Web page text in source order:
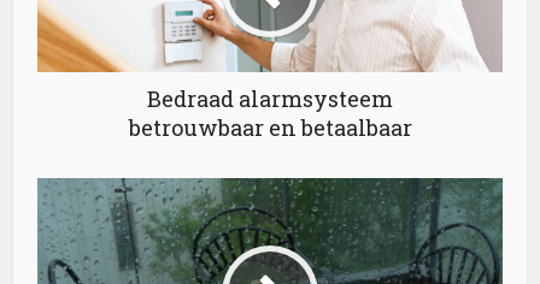
Bedraad alarmsysteem
betrouwbaar en betaalbaar